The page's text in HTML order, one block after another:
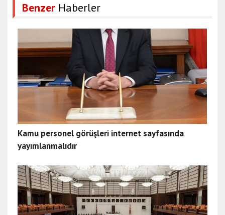
Benzer Haberler
Kamu personel görüşleri internet sayfasında
yayımlanmalıdır